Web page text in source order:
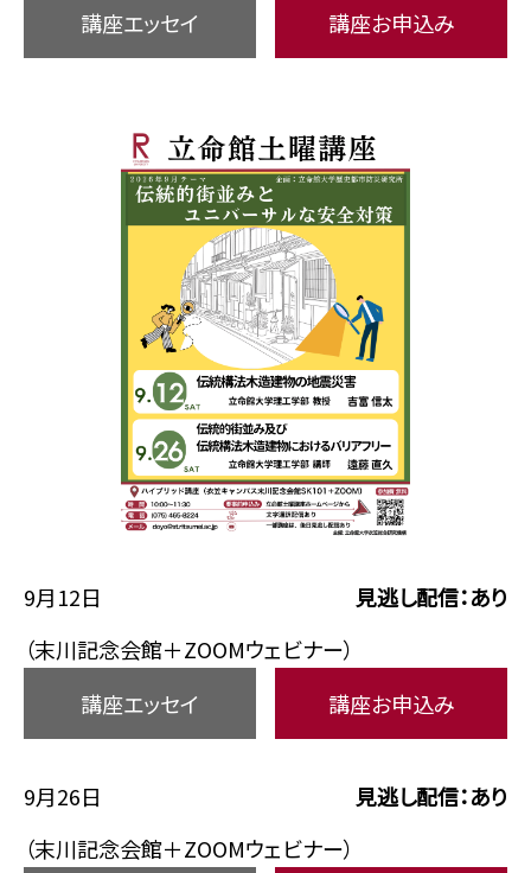
講座エッセイ
講座お申込み
9月12日
見逃し配信：あり
（末川記念会館＋ZOOMウェビナー）
講座エッセイ
講座お申込み
9月26日
見逃し配信：あり
（末川記念会館＋ZOOMウェビナー）